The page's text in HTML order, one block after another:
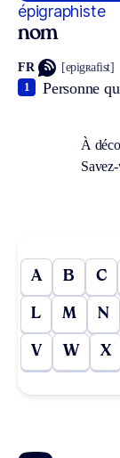
épigraphiste
nom
FR [epigʀafist]
Personne
1
À
A B C
L M N
V W X